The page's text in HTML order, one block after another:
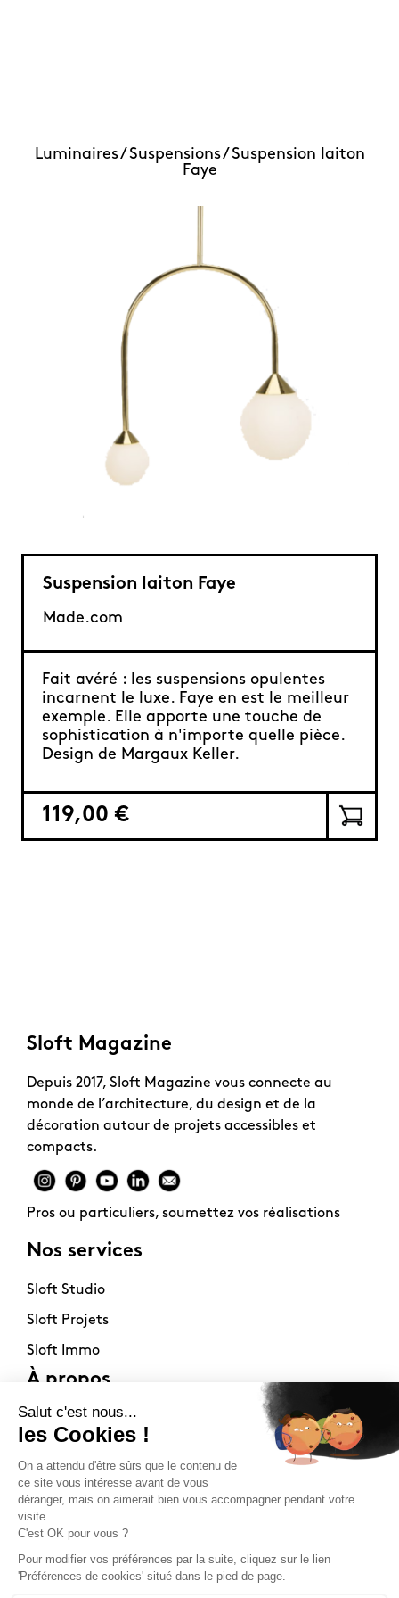
Luminaires /Suspensions /Suspension laiton
Faye
Suspension laiton Faye
Made.com
Fait avéré : les suspensions opulentes
incarnent le luxe. Faye en est le meilleur
exemple. Elle apporte une touche de
sophistication à n'importe quelle pièce.
Design de Margaux Keller.
119,00 €
Sloft Magazine
Depuis 2017, Sloft Magazine vous connecte au
monde de l’architecture, du design et de la
décoration autour de projets accessibles et
compacts.
Pros ou particuliers, soumettez vos réalisations
Nos services
Sloft Studio
Sloft Projets
Sloft Immo
À propos
Contact
Mentions légales
Nos points de vente
Toute inspiration a sa source (secrète). Archi,